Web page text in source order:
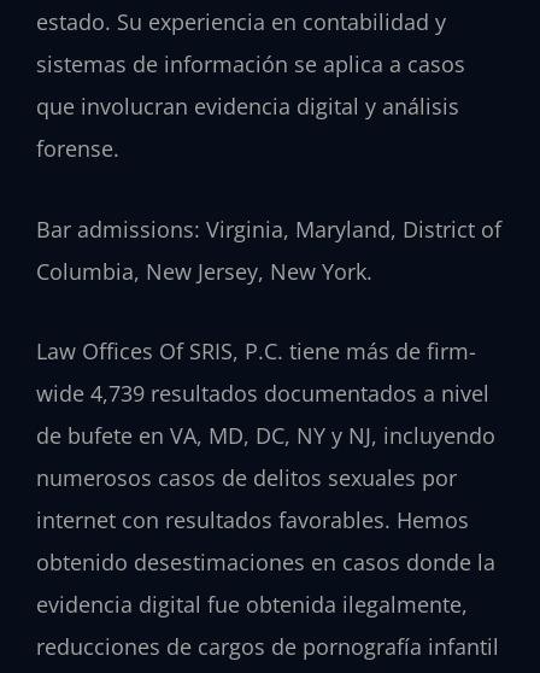
estado. Su experiencia en contabilidad y
sistemas de información se aplica a casos
que involucran evidencia digital y análisis
forense.
Bar admissions: Virginia, Maryland, District of
Columbia, New Jersey, New York.
Law Offices Of SRIS, P.C. tiene más de firm-
wide 4,739 resultados documentados a nivel
de bufete en VA, MD, DC, NY y NJ, incluyendo
numerosos casos de delitos sexuales por
internet con resultados favorables. Hemos
obtenido desestimaciones en casos donde la
evidencia digital fue obtenida ilegalmente,
reducciones de cargos de pornografía infantil